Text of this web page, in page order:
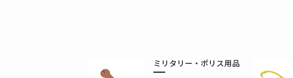
ミリタリー・ポリス用品